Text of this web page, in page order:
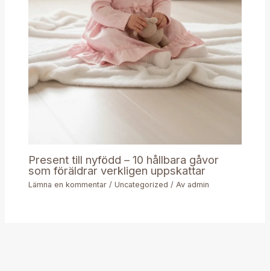
Present till nyfödd – 10 hållbara gåvor
som föräldrar verkligen uppskattar
Lämna en kommentar /Uncategorized / Av admin